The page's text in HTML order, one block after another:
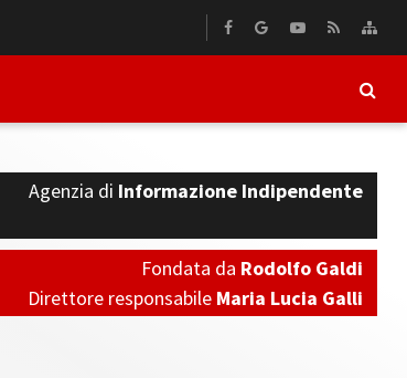
Agenzia di Informazione Indipendente
Fondata da Rodolfo Galdi
Direttore responsabile Maria Lucia Galli